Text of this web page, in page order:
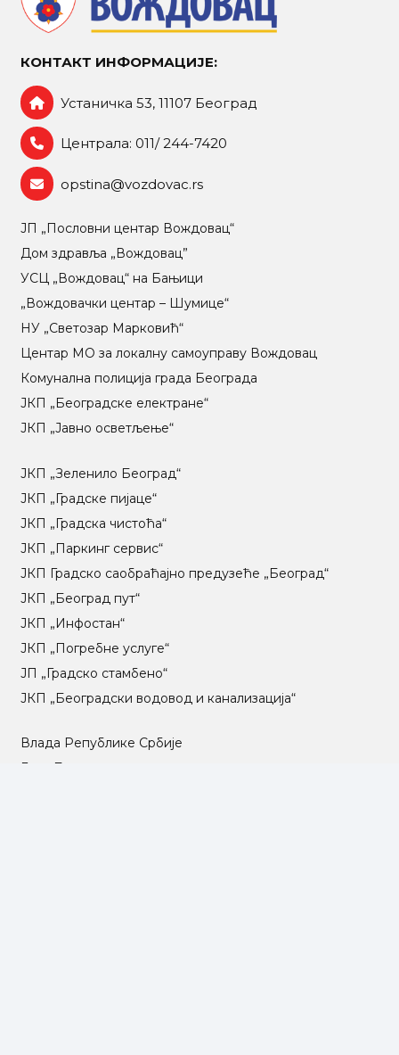
КОНТАКТ ИНФОРМАЦИЈЕ:
Устаничка 53, 11107 Београд
Централа: 011/ 244-7420
opstina@vozdovac.rs
ЈП „Пословни центар Вождовац“
Дом здравља „Вождовац”
УСЦ „Вождовац“ на Бањици
„Вождовачки центар – Шумице“
НУ „Светозар Марковић“
Центар МO за локалну самоуправу Вождовац
Комунална полиција града Београда
ЈКП „Београдске електране“
ЈКП „Јавно осветљење“
ЈКП „Зеленило Београд“
ЈКП „Градске пијаце“
ЈКП „Градска чистоћа“
ЈКП „Паркинг сервис“
ЈКП Градско саобраћајно предузеће „Београд“
ЈКП „Београд пут“
ЈКП „Инфостан“
ЈКП „Погребне услуге“
ЈП „Градско стамбено“
ЈКП „Београдски водовод и канализација“
Влада Републике Србије
Град Београд